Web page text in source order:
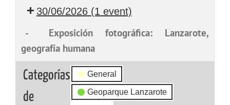
30/06/2026 (1 event)
-
Exposición fotográfica: Lanzarote,
geografía humana
Categorías
de
General
Geoparque Lanzarote